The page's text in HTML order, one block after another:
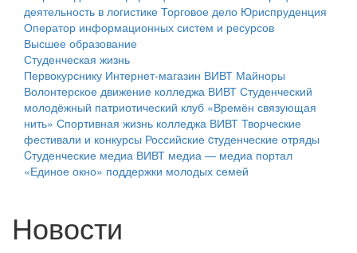
деятельность в логистике Торговое дело Юриспруденция
Оператор информационных систем и ресурсов
Высшее образование
Студенческая жизнь
Первокурснику Интернет-магазин ВИВТ Майноры
Волонтерское движение колледжа ВИВТ Студенческий
молодёжный патриотический клуб «Времён связующая
нить» Спортивная жизнь колледжа ВИВТ Творческие
фестивали и конкурсы Российские cтуденческие отряды
Cтуденческие медиа ВИВТ медиа — медиа портал
«Единое окно» поддержки молодых семей
Новости